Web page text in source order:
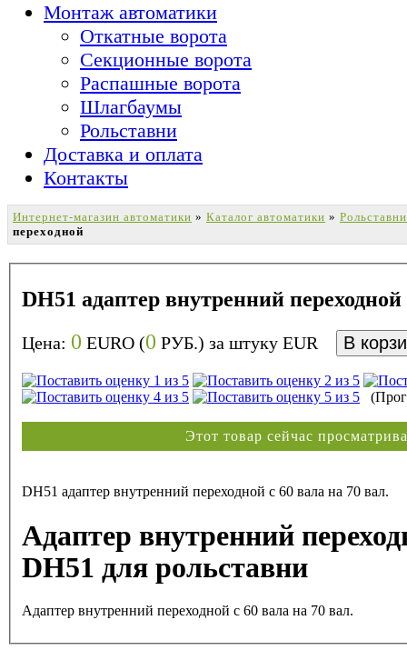
Монтаж автоматики
Откатные ворота
Секционные ворота
Распашные ворота
Шлагбаумы
Рольставни
Доставка и оплата
Контакты
Интернет-магазин автоматики » Каталог автоматики » Рольставни
переходной
DH51 адаптер внутренний переходной
Цена: 0 EURO (0 РУБ.) за штуку EUR
Этот товар сейчас
DH51 адаптер внутренний переходной с 60 вала на 70 вал.
Адаптер внутренний
DH51 для рольставни
Адаптер внутренний переходной с 60 вала на 70 вал.